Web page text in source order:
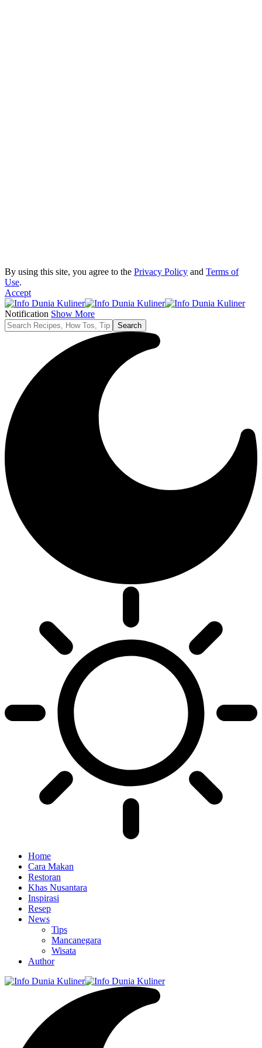
By using this site, you agree to the Privacy Policy and Terms of
Use.
Accept
Notification Show More
Home
Cara Makan
Restoran
Khas Nusantara
Inspirasi
Resep
News
Tips
Mancanegara
Wisata
Author